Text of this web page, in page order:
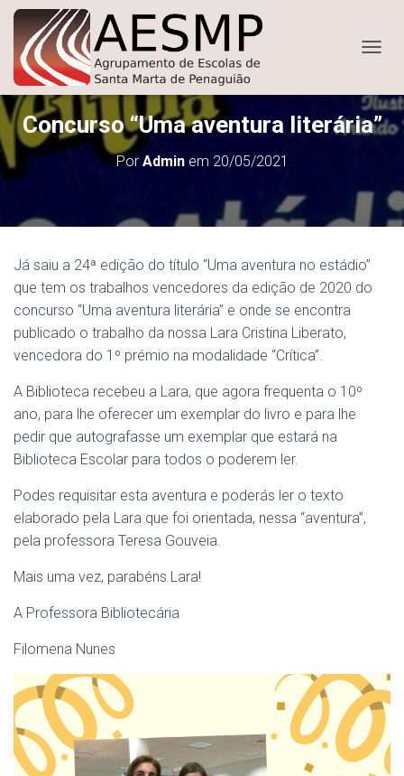
Concurso “Uma aventura literária”
Por Adminem 20/05/2021
Já saiu a 24ª edição do título “Uma aventura no estádio”
que tem os trabalhos vencedores da edição de 2020 do
concurso “Uma aventura literária” e onde se encontra
publicado o trabalho da nossa Lara Cristina Liberato,
vencedora do 1º prémio na modalidade “Crítica”.
A Biblioteca recebeu a Lara, que agora frequenta o 10º
ano, para lhe oferecer um exemplar do livro e para lhe
pedir que autografasse um exemplar que estará na
Biblioteca Escolar para todos o poderem ler.
Podes requisitar esta aventura e poderás ler o texto
elaborado pela Lara que foi orientada, nessa “aventura”,
pela professora Teresa Gouveia.
Mais uma vez, parabéns Lara!
A Professora Bibliotecária
Filomena Nunes